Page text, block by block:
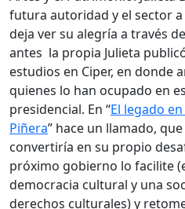
futura autoridad y el sector
deja ver su alegría a través
antes la propia Julieta
estudios en Ciper, en donde
quienes lo han ocupado en
presidencial. En “El legado
Piñera” hace un llamado,
convertiría en su propio
próximo gobierno lo facilite
democracia cultural y una
derechos culturales) y